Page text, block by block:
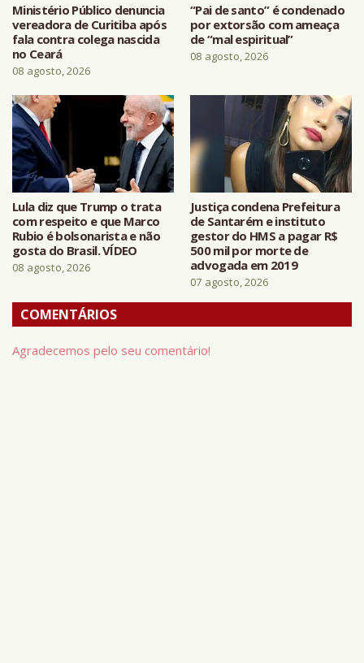
Ministério Público denuncia
vereadora de Curitiba após
fala contra colega nascida
no Ceará
08 agosto, 2026
“Pai de santo” é condenado
por extorsão com ameaça
de “mal espiritual”
08 agosto, 2026
Lula diz que Trump o trata
com respeito e que Marco
Rubio é bolsonarista e não
gosta do Brasil. VÍDEO
08 agosto, 2026
Justiça condena Prefeitura
de Santarém e instituto
gestor do HMS a pagar R$
500 mil por morte de
advogada em 2019
07 agosto, 2026
COMENTÁRIOS
Agradecemos pelo seu comentário!